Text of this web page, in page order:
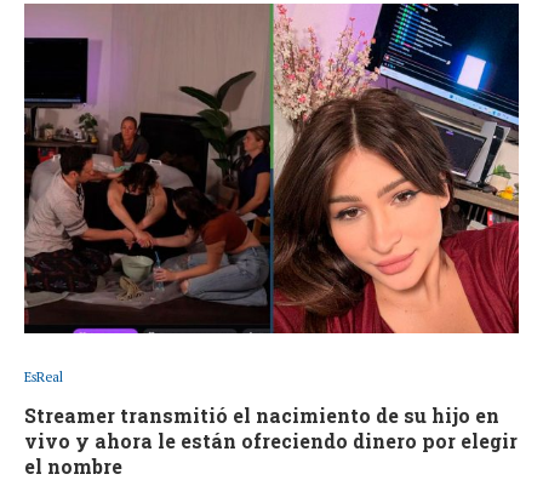
EsReal
Streamer transmitió el nacimiento de su hijo en
vivo y ahora le están ofreciendo dinero por elegir
el nombre